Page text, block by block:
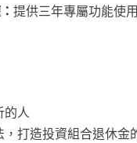
提供三年專屬功能使
的人
打造投資組合退休金